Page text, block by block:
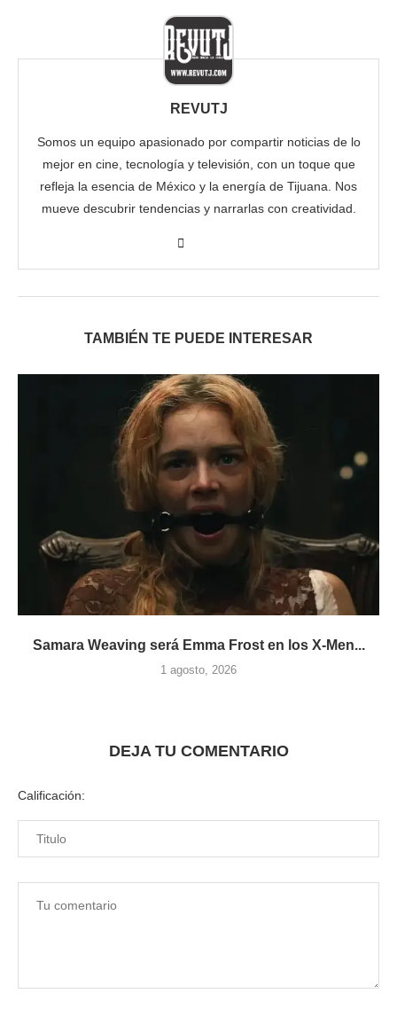
REVUTJ
Somos un equipo apasionado por compartir noticias de lo
mejor en cine, tecnología y televisión, con un toque que
refleja la esencia de México y la energía de Tijuana. Nos
mueve descubrir tendencias y narrarlas con creatividad.
TAMBIÉN TE PUEDE INTERESAR
Samara Weaving será Emma Frost en los X-Men...
1 agosto, 2026
DEJA TU COMENTARIO
Calificación: